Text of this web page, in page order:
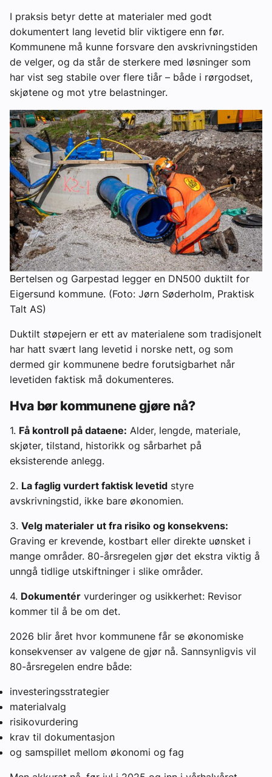
I praksis betyr dette at materialer med godt
dokumentert lang levetid blir viktigere enn før.
Kommunene må kunne forsvare den avskrivningstiden
de velger, og da står de sterkere med løsninger som
har vist seg stabile over flere tiår – både i rørgodset,
skjøtene og mot ytre belastninger.
Bertelsen og Garpestad legger en DN500 duktilt for
Eigersund kommune. (Foto: Jørn Søderholm, Praktisk
Talt AS)
Duktilt støpejern er ett av materialene som tradisjonelt
har hatt svært lang levetid i norske nett, og som
dermed gir kommunene bedre forutsigbarhet når
levetiden faktisk må dokumenteres.
Hva bør kommunene gjøre nå?
1. Få kontroll på dataene: Alder, lengde, materiale,
skjøter, tilstand, historikk og sårbarhet på
eksisterende anlegg.
2. La faglig vurdert faktisk levetid styre
avskrivningstid, ikke bare økonomien.
3. Velg materialer ut fra risiko og konsekvens:
Graving er krevende, kostbart eller direkte uønsket i
mange områder. 80-årsregelen gjør det ekstra viktig å
unngå tidlige utskiftninger i slike områder.
4. Dokumentér vurderinger og usikkerhet: Revisor
kommer til å be om det.
2026 blir året hvor kommunene får se økonomiske
konsekvenser av valgene de gjør nå. Sannsynligvis vil
80-årsregelen endre både:
investeringsstrategier
materialvalg
risikovurdering
krav til dokumentasjon
og samspillet mellom økonomi og fag